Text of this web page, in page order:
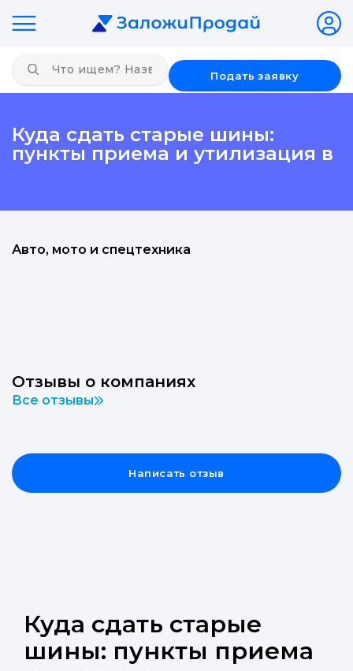
Подать заявку
Куда сдать старые шины:
пункты приема и утилизация в
Авто, мото и спецтехника
Отзывы о компаниях
Все отзывы
Написать отзыв
Куда сдать старые
шины: пункты приема